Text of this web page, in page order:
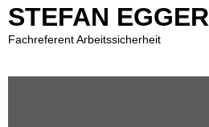
STEFAN EGGER
Fachreferent Arbeitssicherheit